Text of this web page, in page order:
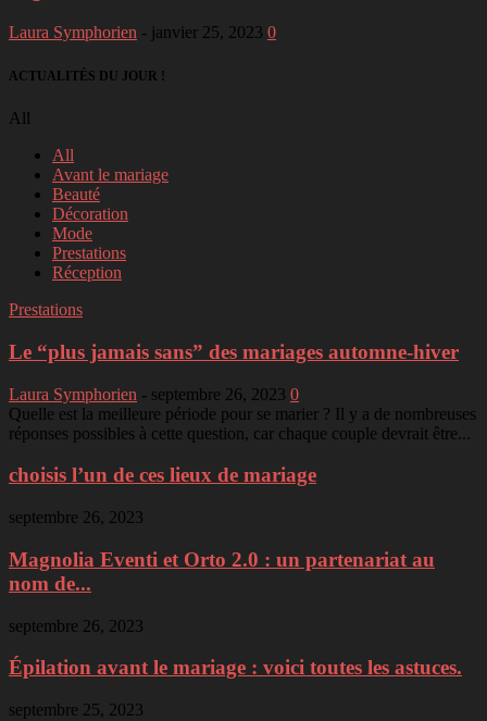
Laura Symphorien - janvier 25, 2023 0
ACTUALITÉS DU JOUR !
All
All
Avant le mariage
Beauté
Décoration
Mode
Prestations
Réception
Prestations
Le “plus jamais sans” des mariages automne-hiver
Laura Symphorien - septembre 26, 2023 0
Quelle est la meilleure période pour se marier ? Il y a de nombreuses
réponses possibles à cette question, car chaque couple devrait être...
choisis l’un de ces lieux de mariage
septembre 26, 2023
Magnolia Eventi et Orto 2.0 : un partenariat au
nom de...
septembre 26, 2023
Épilation avant le mariage : voici toutes les astuces.
septembre 25, 2023